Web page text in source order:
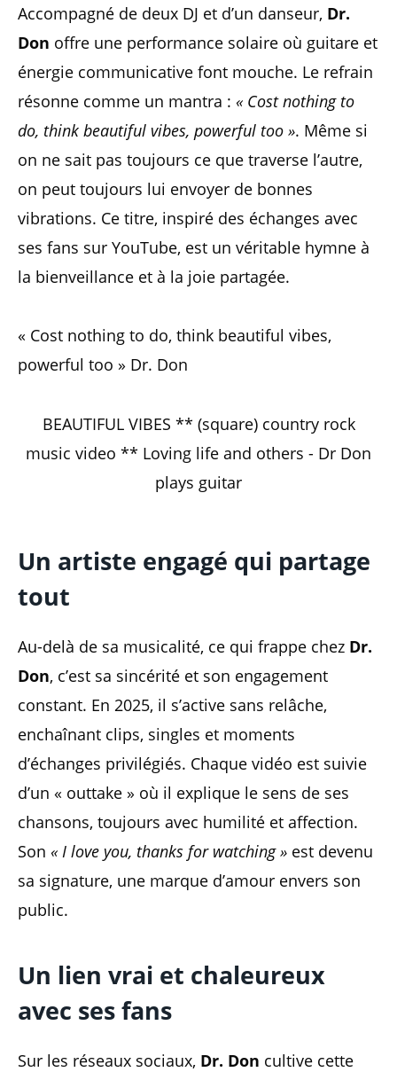
Accompagné de deux DJ et d’un danseur, Dr.
Don offre une performance solaire où guitare et
énergie communicative font mouche. Le refrain
résonne comme un mantra : « Cost nothing to
do, think beautiful vibes, powerful too ». Même si
on ne sait pas toujours ce que traverse l’autre,
on peut toujours lui envoyer de bonnes
vibrations. Ce titre, inspiré des échanges avec
ses fans sur YouTube, est un véritable hymne à
la bienveillance et à la joie partagée.
« Cost nothing to do, think beautiful vibes,
powerful too » Dr. Don
BEAUTIFUL VIBES ** (square) country rock
music video ** Loving life and others - Dr Don
plays guitar
Un artiste engagé qui partage
tout
Au-delà de sa musicalité, ce qui frappe chez Dr.
Don, c’est sa sincérité et son engagement
constant. En 2025, il s’active sans relâche,
enchaînant clips, singles et moments
d’échanges privilégiés. Chaque vidéo est suivie
d’un « outtake » où il explique le sens de ses
chansons, toujours avec humilité et affection.
Son « I love you, thanks for watching » est devenu
sa signature, une marque d’amour envers son
public.
Un lien vrai et chaleureux
avec ses fans
Sur les réseaux sociaux, Dr. Don cultive cette